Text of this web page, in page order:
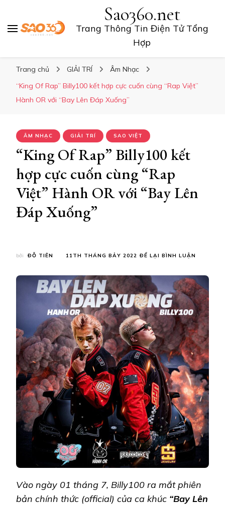
Sao360.net
Trang Thông Tin Điện Tử Tổng
Hợp
Trang chủ GIẢI TRÍ
Âm Nhạc
“King Of Rap” Billy100 kết hợp cực cuốn cùng “Rap Việt”
Hành OR với “Bay Lên Đáp Xuống”
ÂM NHẠC GIẢI TRÍ SAO VIỆT
“King Of Rap” Billy100 kết
hợp cực cuốn cùng “Rap
Việt” Hành OR với “Bay Lên
Đáp Xuống”
bởi ĐỖ TIÊN 11TH THÁNG BẢY 2022 ĐỂ LẠI BÌNH LUẬN
RAP”
BILLY100
KẾT
HỢP
CỰC
CUỐN
CÙNG
“RAP
VIỆT”
HÀNH
OR
VỚI
“BAY
LÊN
ĐÁP
XUỐNG”
Vào ngày 01 tháng 7, Billy100 ra mắt phiên
bản chính thức (official) của ca khúc “Bay Lên